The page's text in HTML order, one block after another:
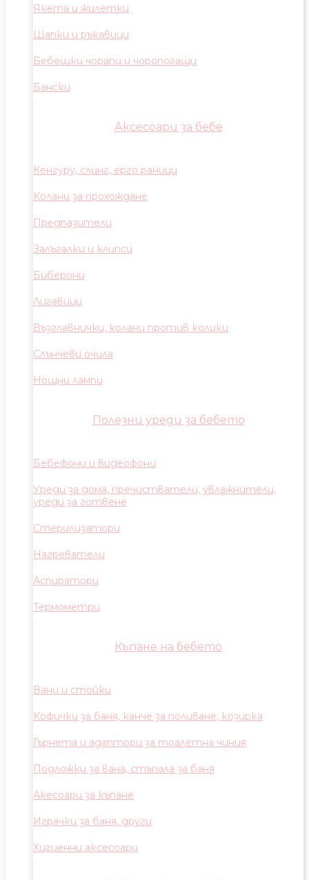
Якета и жилетки
Шапки и ръкавици
Бебешки чорапи и чоропогащи
Бански
Аксесоари за бебе
Кенгуру, слинг, ерго раници
Колани за прохождане
Предпазители
Залъгалки и клипси
Биберони
Лигавици
Възглавнички, колани против колики
Слънчеви очила
Нощни лампи
Полезни уреди за бебето
Бебефони и видеофони
Уреди за дома, пречистватели, увлажнители,
уреди за готвене
Стерилизатори
Нагреватели
Аспиратори
Термометри
Къпане на бебето
Вани и стойки
Кофички за баня, канче за поливане, козирка
Гърнета и адаптори за тоалетна чиния
Подложки за вана, стъпала за баня
Акесоари за къпане
Играчки за баня, други
Хигиенни аксесоари